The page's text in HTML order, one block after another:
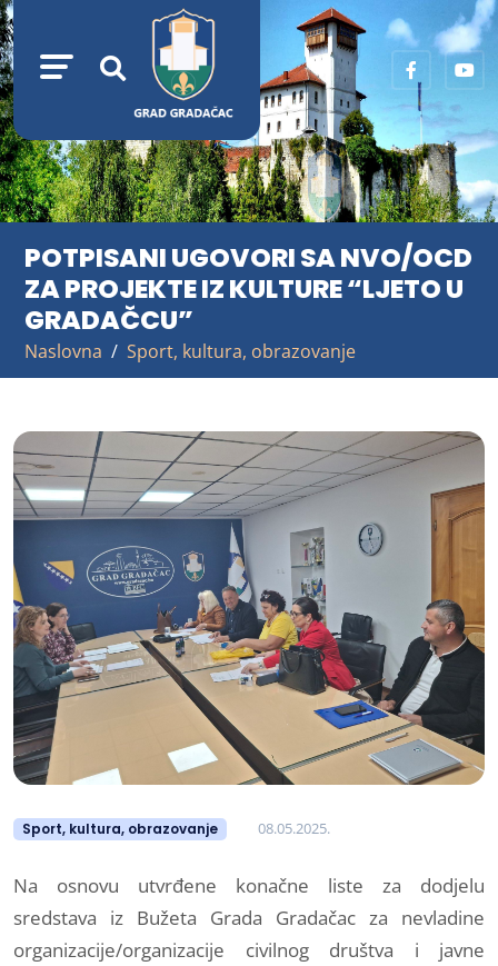
POTPISANI UGOVORI SA NVO/OCD
ZA PROJEKTE IZ KULTURE “LJETO U
GRADAČCU”
Naslovna Sport, kultura, obrazovanje
Sport, kultura, obrazovanje 08.05.2025.
Na osnovu utvrđene konačne liste za dodjelu
sredstava iz Bužeta Grada Gradačac za nevladine
organizacije/organizacije civilnog društva i javne